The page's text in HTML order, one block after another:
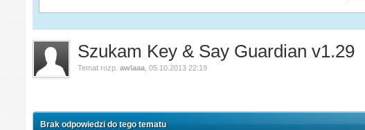
Szukam Key & Say Guardian v1.29
Temat rozp.awlaaa ,05.10.2013 22:19
Brak odpowiedzi do tego tematu